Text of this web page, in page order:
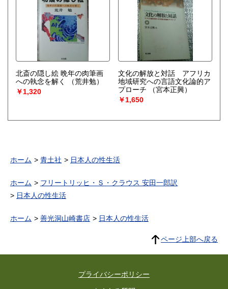
北斎の隠し絵 晩年の肉筆画
への執念を解く
（荒井勉）
￥1,320
文化の解放と対話 アフリカ
地域研究への言語文化論的ア
プローチ
（宮本正興）
￥1,650
ホーム 青土社 日本人の性生活
ホーム
フリートリッヒ・Ｓ・クラウス 安田一郎訳
日本人の性生活
ホーム 善光洞山崎書店 日本人の性生活
ページ上部へ戻る
プライバシーポリシー